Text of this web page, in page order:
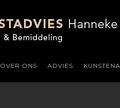
OVER ONS ADVIES